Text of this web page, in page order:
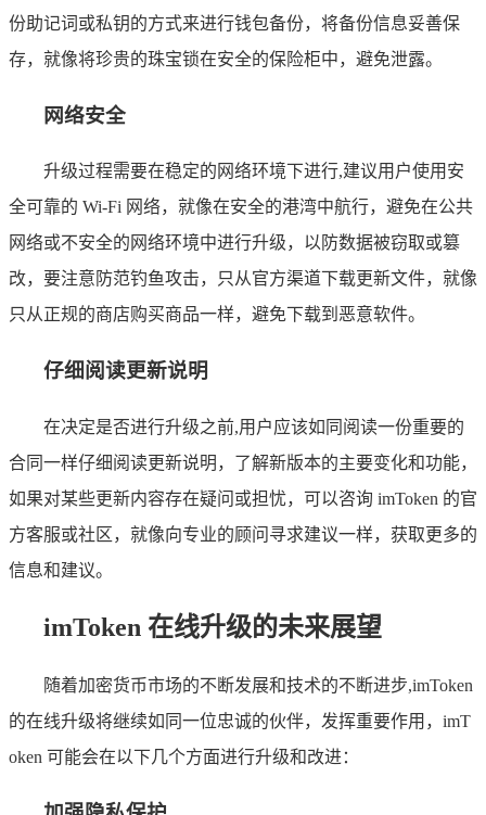
份助记词或私钥的方式来进行钱包备份，将备份信息妥善保
存，就像将珍贵的珠宝锁在安全的保险柜中，避免泄露。
网络安全
升级过程需要在稳定的网络环境下进行,建议用户使用安
全可靠的 Wi-Fi 网络，就像在安全的港湾中航行，避免在公共
网络或不安全的网络环境中进行升级，以防数据被窃取或篡
改，要注意防范钓鱼攻击，只从官方渠道下载更新文件，就像
只从正规的商店购买商品一样，避免下载到恶意软件。
仔细阅读更新说明
在决定是否进行升级之前,用户应该如同阅读一份重要的
合同一样仔细阅读更新说明，了解新版本的主要变化和功能，
如果对某些更新内容存在疑问或担忧，可以咨询 imToken 的官
方客服或社区，就像向专业的顾问寻求建议一样，获取更多的
信息和建议。
imToken 在线升级的未来展望
随着加密货币市场的不断发展和技术的不断进步,imToken
的在线升级将继续如同一位忠诚的伙伴，发挥重要作用，imT
oken 可能会在以下几个方面进行升级和改进：